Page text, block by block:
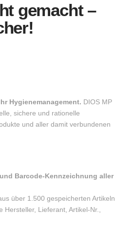
gemacht –
Hygienemanagement. DIOS MP
sichere und rationelle
und aller damit verbundenen
Barcode-Kennzeichnung aller
über 1.500 gespeicherten Artikeln
Hersteller, Lieferant, Artikel-Nr.,